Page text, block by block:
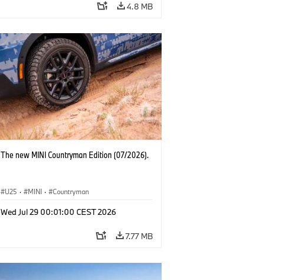
4.8 MB
The new MINI Countryman Edition (07/2026).
U25 · MINI · Countryman
Wed Jul 29 00:01:00 CEST 2026
7.77 MB